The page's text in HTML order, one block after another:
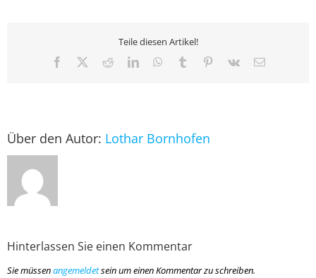
Teile diesen Artikel!
Facebook RedditLinkedInWhatsApp
Tumblr Pinterest
Vk
E-
Über den Autor: Lothar Bornhofen
Hinterlassen Sie einen Kommentar
Sie müssenangemeldetsein um einen Kommentar zu schreiben.